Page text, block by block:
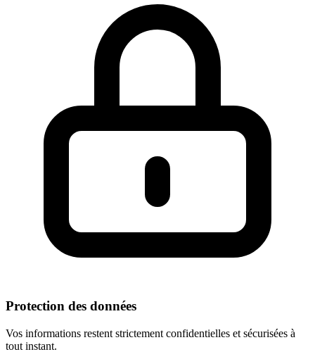
Protection des données
Vos informations restent strictement confidentielles et sécurisées à
tout instant.